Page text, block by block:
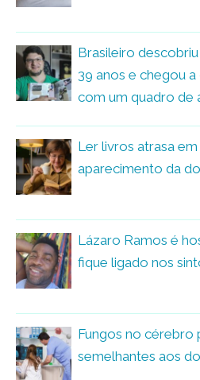
Brasileiro
39 anos e chegou
com um quadro de
Ler livros atrasa
aparecimento da
Lázaro Ramos é
fique ligado nos
Fungos no cérebro
semelhantes aos